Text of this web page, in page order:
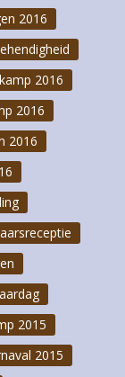
2016
2016
2016
2016
2015
2015